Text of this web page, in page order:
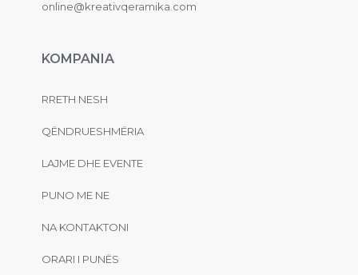
online@kreativqeramika.com
KOMPANIA
RRETH NESH
QËNDRUESHMËRIA
LAJME DHE EVENTE
PUNO ME NE
NA KONTAKTONI
ORARI I PUNËS